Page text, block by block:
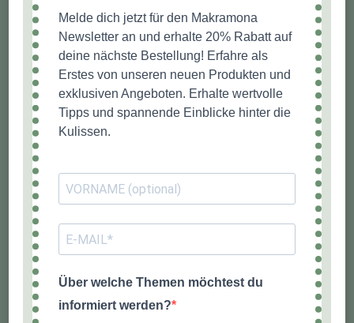
Melde dich jetzt für den Makramona
Newsletter an und erhalte 20% Rabatt auf
deine nächste Bestellung! Erfahre als
Erstes von unseren neuen Produkten und
exklusiven Angeboten. Erhalte wertvolle
Tipps und spannende Einblicke hinter die
Kulissen.
Über welche Themen möchtest du
informiert werden?